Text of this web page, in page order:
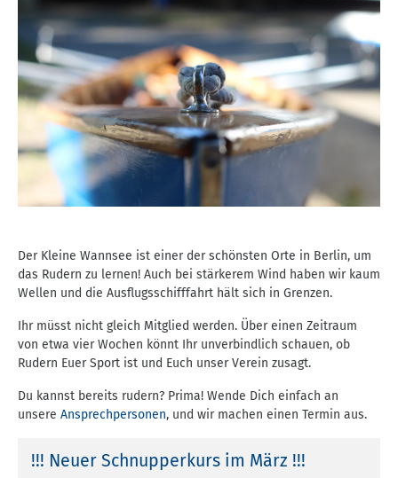
Der Kleine Wannsee ist einer der schönsten Orte in Berlin, um
das Rudern zu lernen! Auch bei stärkerem Wind haben wir kaum
Wellen und die Ausflugsschifffahrt hält sich in Grenzen.
Ihr müsst nicht gleich Mitglied werden. Über einen Zeitraum
von etwa vier Wochen könnt Ihr unverbindlich schauen, ob
Rudern Euer Sport ist und Euch unser Verein zusagt.
Du kannst bereits rudern? Prima! Wende Dich einfach an
unsere Ansprechpersonen, und wir machen einen Termin aus.
!!! Neuer Schnupperkurs im März !!!